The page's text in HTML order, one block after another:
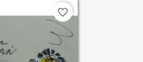
favorite_border